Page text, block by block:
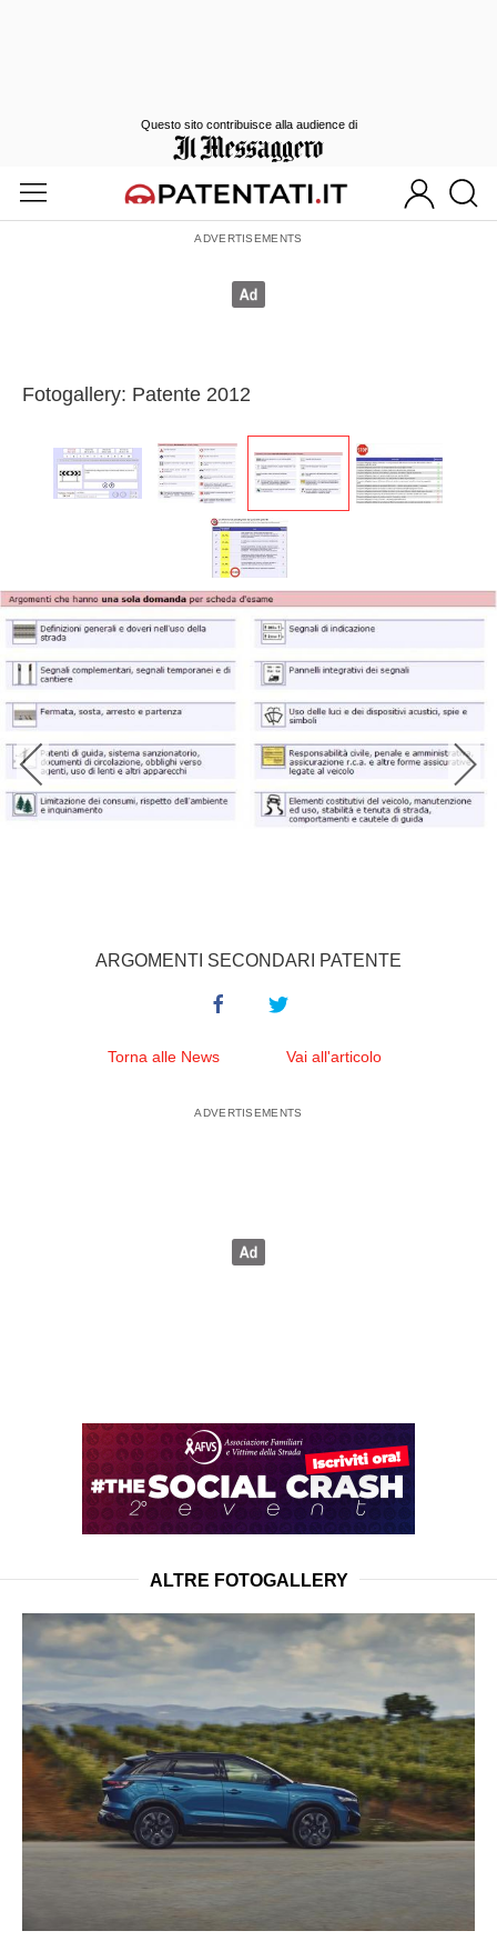
Fotogallery: Patente 2012
ARGOMENTI SECONDARI PATENTE
Torna alle News Vai all'articolo
ALTRE FOTOGALLERY
Questo sito contribuisce alla audience di